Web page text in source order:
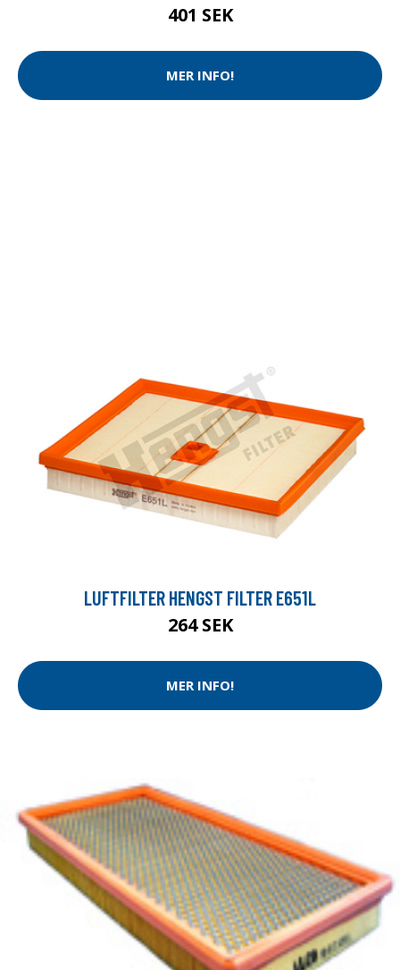
401 SEK
MER INFO!
LUFTFILTER HENGST FILTER E651L
264 SEK
MER INFO!